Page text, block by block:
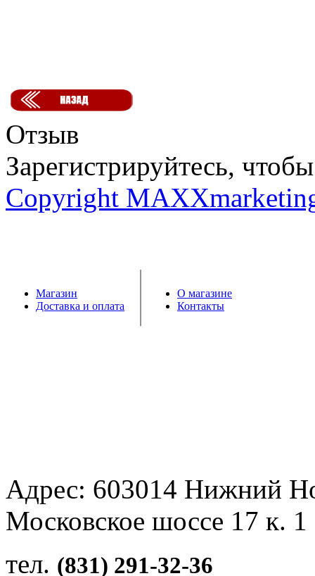
Отзыв
Зарегистрируйтесь,
Copyright
Магазин
Доставка и оплата
О магазине
Контакты
Адрес: 603014 Нижний
Московское шоссе 17 к.
тел. (831) 291-32-36